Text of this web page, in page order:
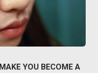
YOU BECOME A